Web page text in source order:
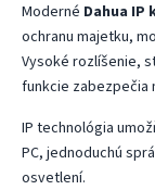
Moderné Dahua IP
ochranu majetku,
Vysoké rozlíšenie,
funkcie zabezpečia
IP technológia
PC, jednoduchú
osvetlení.